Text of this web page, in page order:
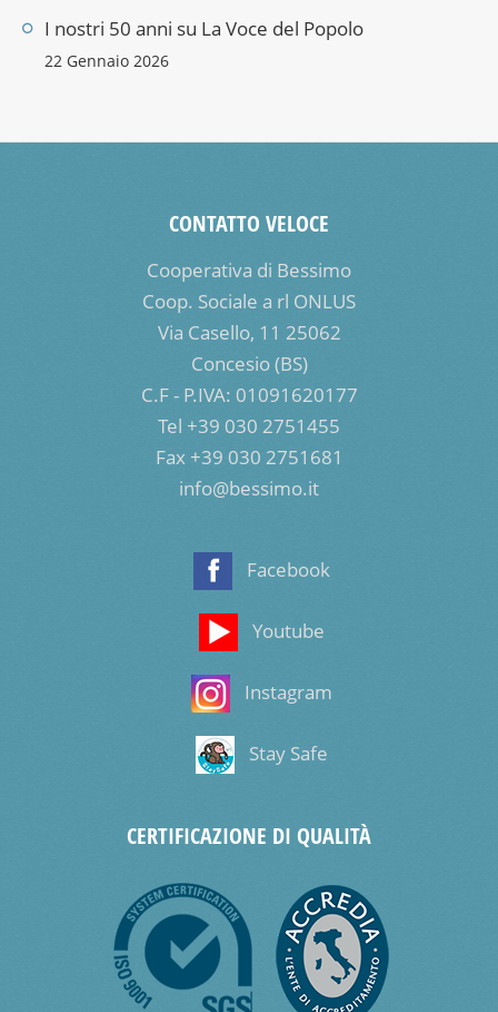
I nostri 50 anni su La Voce del Popolo
22 Gennaio 2026
CONTATTO VELOCE
Cooperativa di Bessimo
Coop. Sociale a rl ONLUS
Via Casello, 11 25062
Concesio (BS)
C.F - P.IVA: 01091620177
Tel +39 030 2751455
Fax +39 030 2751681
info@bessimo.it
Facebook
Youtube
Instagram
Stay Safe
CERTIFICAZIONE DI QUALITÀ